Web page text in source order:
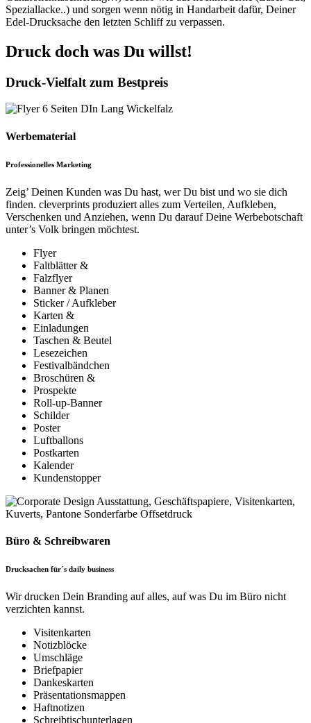
Speziallacke..) und sorgen wenn nötig in Handarbeit dafür, Deiner
Edel-Drucksache den letzten Schliff zu verpassen.
Druck doch was Du willst!
Druck-Vielfalt zum Bestpreis
Werbematerial
Professionelles Marketing
Zeig’ Deinen Kunden was Du hast, wer Du bist und wo sie dich
finden. cleverprints produziert alles zum Verteilen, Aufkleben,
Verschenken und Anziehen, wenn Du darauf Deine Werbebotschaft
unter’s Volk bringen möchtest.
Flyer
Faltblätter &
Falzflyer
Banner & Planen
Sticker / Aufkleber
Karten &
Einladungen
Taschen & Beutel
Lesezeichen
Festivalbändchen
Broschüren &
Prospekte
Roll-up-Banner
Schilder
Poster
Luftballons
Postkarten
Kalender
Kundenstopper
Büro & Schreibwaren
Drucksachen für´s daily business
Wir drucken Dein Branding auf alles, auf was Du im Büro nicht
verzichten kannst.
Visitenkarten
Notizblöcke
Umschläge
Briefpapier
Dankeskarten
Präsentationsmappen
Haftnotizen
Schreibtischunterlagen